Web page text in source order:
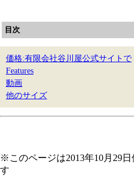
目次
価格:有限会社谷川屋公式サイトで
Features
動画
他のサイズ
※このページは2013年10月29
す